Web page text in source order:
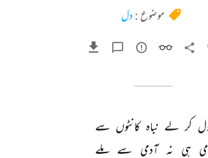
موضوع :دل
کر لے نباہ کانٹوں سے
ہی نہ آدمی سے ملے